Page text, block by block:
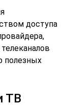
доступа
полезных
ТВ